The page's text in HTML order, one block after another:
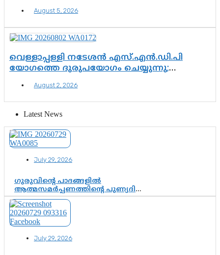
August 5, 2026
വെള്ളാപ്പള്ളി നടേശൻ എസ്.എൻ.ഡി.പി
യോഗത്തെ ദുരുപയോഗം ചെയ്യുന്നു;
വിഷവിത്ത്: ഗോകുലം ഗോപാലൻ
August 2, 2026
Latest News
July 29, 2026
ഗുരുവിന്റെ പാദങ്ങളിൽ
ആത്മസമർപ്പണത്തിന്റെ പുണ്യദിനം;
മാതാ അമൃതാനന്ദമയി മഠത്തിൽ
ഭക്തിസാന്ദ്രമായി ഗുരുപൂർണിമ
ആഘോഷം
July 29, 2026